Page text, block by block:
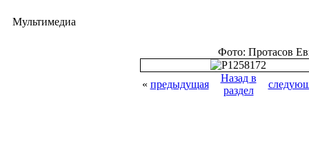
Мультимедиа
Фото: Протасов
« предыдущая
Назад в
раздел